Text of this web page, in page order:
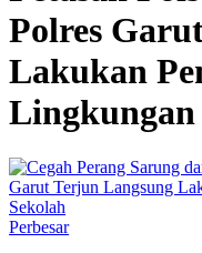
Polres
Lakukan
Lingkungan
Perbesar